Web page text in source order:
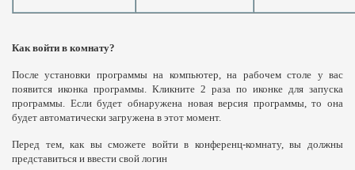
Как войти в комнату?
После установки программы на компьютер, на рабочем столе у вас
появится иконка программы. Кликните 2 раза по иконке для запуска
программы. Если будет обнаружена новая версия программы, то она
будет автоматически загружена в этот момент.
Перед тем, как вы сможете войти в конференц-комнату, вы должны
представиться и ввести свой логин